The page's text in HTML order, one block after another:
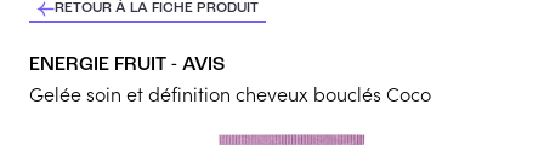
Génial
Idéal et pratique mais jamais suffisant, quantité idéal pour 1
5/5
RETOUR À LA FICHE PRODUIT
ENERGIE FRUIT - AVIS
Gelée soin et définition cheveux bouclés Coco